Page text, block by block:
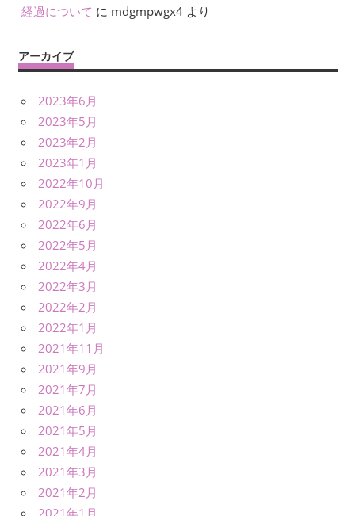
経過について に mdgmpwgx4 より
アーカイブ
2023年6月
2023年5月
2023年2月
2023年1月
2022年10月
2022年9月
2022年6月
2022年5月
2022年4月
2022年3月
2022年2月
2022年1月
2021年11月
2021年9月
2021年7月
2021年6月
2021年5月
2021年4月
2021年3月
2021年2月
2021年1月